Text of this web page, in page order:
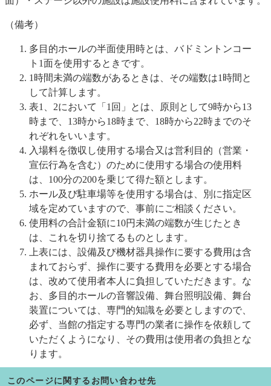
（備考）
多目的ホールの半面使用時とは、バドミントンコー
ト1面を使用するときです。
1時間未満の端数があるときは、その端数は1時間と
して計算します。
表1、2において「1回」とは、原則として9時から13
時まで、13時から18時まで、18時から22時までのそ
れぞれをいいます。
入場料を徴収し使用する場合又は営利目的（営業・
宣伝行為を含む）のために使用する場合の使用料
は、100分の200を乗じて得た額とします。
ホール及び駐車場等を使用する場合は、別に指定区
域を定めていますので、事前にご相談ください。
使用料の合計金額に10円未満の端数が生じたとき
は、これを切り捨てるものとします。
上表には、設備及び機材器具操作に要する費用は含
まれておらず、操作に要する費用を必要とする場合
は、改めて使用者本人に負担していただきます。な
お、多目的ホールの音響設備、舞台照明設備、舞台
装置については、専門的知識を必要としますので、
必ず、当館の指定する専門の業者に操作を依頼して
いただくようになり、その費用は使用者の負担とな
ります。
このページに関するお問い合わせ先